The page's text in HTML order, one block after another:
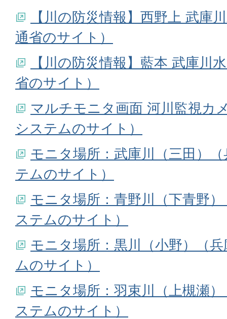
【川の防災情報】西野上 武庫
通省のサイト）
【川の防災情報】藍本 武庫川
省のサイト）
マルチモニタ画面 河川監視カ
システムのサイト）
モニタ場所：武庫川（三田）
テムのサイト）
モニタ場所：青野川（下青野
ステムのサイト）
モニタ場所：黒川（小野）（
ムのサイト）
モニタ場所：羽束川（上槻瀬
ステムのサイト）